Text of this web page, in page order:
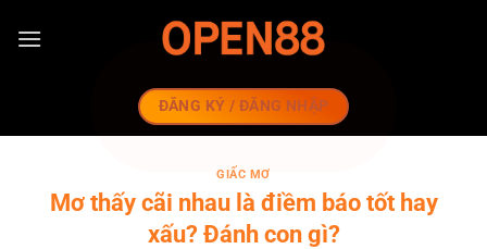
qua
ĐĂNG KÝ / ĐĂNG NHẬP
GIẤC MƠ
Mơ thấy cãi nhau là điềm báo tốt hay
xấu? Đánh con gì?